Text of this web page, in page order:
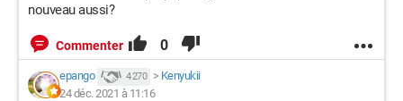
nouveau aussi?
Commenter 0
epango 4 270 > Kenyukii
24 déc. 2021 à 11:16